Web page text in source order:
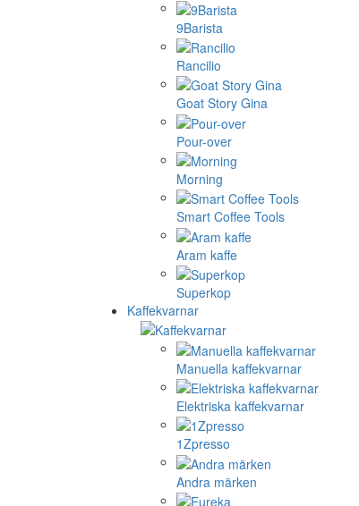
9Barista
Rancilio
Goat Story Gina
Pour-over
Morning
Smart Coffee Tools
Aram kaffe
Superkop
Kaffekvarnar
Manuella kaffekvarnar
Elektriska kaffekvarnar
1Zpresso
Andra märken